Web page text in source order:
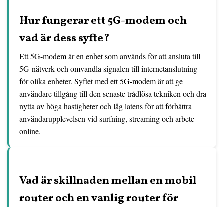
Hur fungerar ett 5G-modem och
vad är dess syfte?
Ett 5G-modem är en enhet som används för att ansluta till
5G-nätverk och omvandla signalen till internetanslutning
för olika enheter. Syftet med ett 5G-modem är att ge
användare tillgång till den senaste trådlösa tekniken och dra
nytta av höga hastigheter och låg latens för att förbättra
användarupplevelsen vid surfning, streaming och arbete
online.
Vad är skillnaden mellan en mobil
router och en vanlig router för